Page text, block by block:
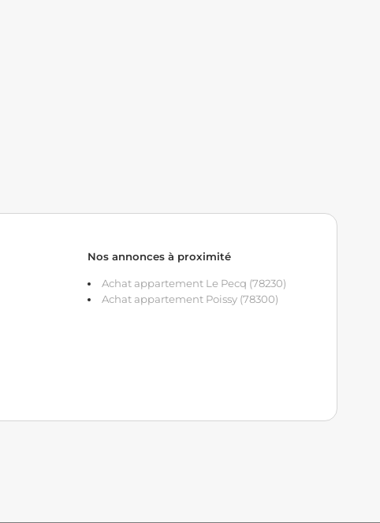
Nos annonces à proximité
Achat appartement Le Pecq (78230)
Achat appartement Poissy (78300)